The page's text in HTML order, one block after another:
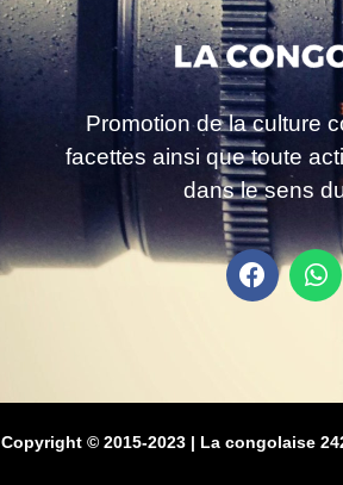
Promotion de la culture
facettes ainsi que toute
dans le sens
Copyright © 2015-2023 | La congolaise